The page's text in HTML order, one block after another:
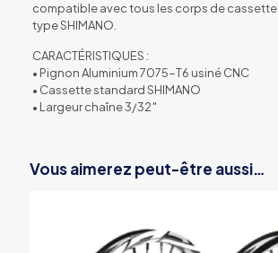
compatible avec tous les corps de cassette
type SHIMANO.
CARACTÉRISTIQUES :
• Pignon Aluminium 7075-T6 usiné CNC
• Cassette standard SHIMANO
• Largeur chaîne 3/32″
Vous aimerez peut-être aussi…